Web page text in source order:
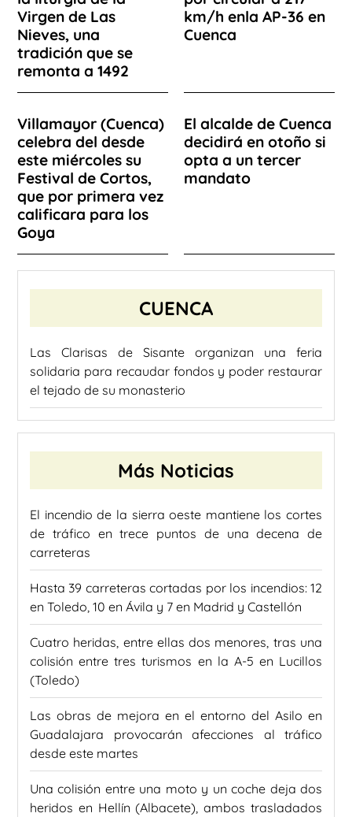
Virgen de Las
Nieves, una
tradición que se
remonta a 1492
km/h enla AP-36 en
Cuenca
Villamayor (Cuenca)
celebra del desde
este miércoles su
Festival de Cortos,
que por primera vez
calificara para los
Goya
El alcalde de Cuenca
decidirá en otoño si
opta a un tercer
mandato
CUENCA
Las Clarisas de Sisante organizan una feria
solidaria para recaudar fondos y poder restaurar
el tejado de su monasterio
Más Noticias
El incendio de la sierra oeste mantiene los cortes
de tráfico en trece puntos de una decena de
carreteras
Hasta 39 carreteras cortadas por los incendios: 12
en Toledo, 10 en Ávila y 7 en Madrid y Castellón
Cuatro heridas, entre ellas dos menores, tras una
colisión entre tres turismos en la A-5 en Lucillos
(Toledo)
Las obras de mejora en el entorno del Asilo en
Guadalajara provocarán afecciones al tráfico
desde este martes
Una colisión entre una moto y un coche deja dos
heridos en Hellín (Albacete), ambos trasladados